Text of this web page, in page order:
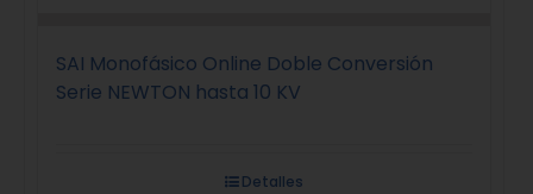
SAI Monofásico Online Doble Conversión
Serie NEWTON hasta 10 KV
Detalles